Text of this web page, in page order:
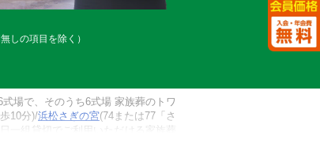
しの項目を除く）
場で、そのうち6式場 家族葬のトワ
10分)/浜松さぎの宮(74または77「さ
一組貸切でご利用いただける家族葬
営の斎場の南遠地区聖苑、謝恩閣を